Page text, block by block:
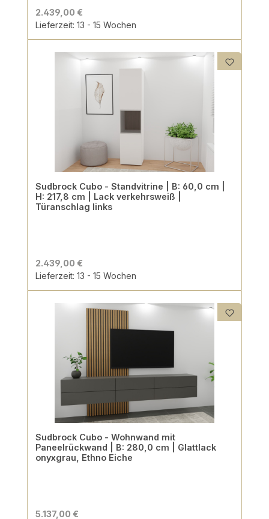
2.439,00 €
Lieferzeit: 13 - 15 Wochen
Sudbrock Cubo - Standvitrine | B: 60,0 cm |
H: 217,8 cm | Lack verkehrsweiß |
Türanschlag links
2.439,00 €
Lieferzeit: 13 - 15 Wochen
Sudbrock Cubo - Wohnwand mit
Paneelrückwand | B: 280,0 cm | Glattlack
onyxgrau, Ethno Eiche
5.137,00 €